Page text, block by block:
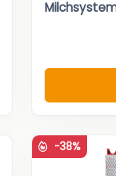
-38%